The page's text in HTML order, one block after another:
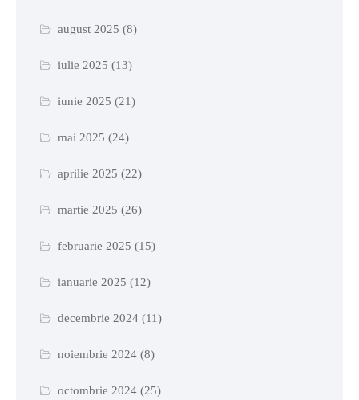
august 2025 (8)
iulie 2025 (13)
iunie 2025 (21)
mai 2025 (24)
aprilie 2025 (22)
martie 2025 (26)
februarie 2025 (15)
ianuarie 2025 (12)
decembrie 2024(11)
noiembrie 2024(8)
octombrie 2024(25)